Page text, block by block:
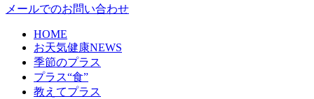
メールでのお問い合わせ
HOME
お天気健康NEWS
季節のプラス
プラス“食”
教えてプラス